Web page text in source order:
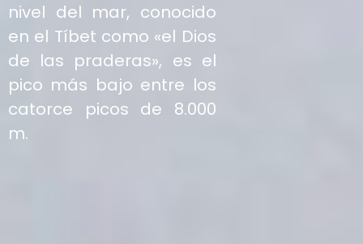
nivel del mar, conocido
en el Tíbet como «el Dios
de las praderas», es el
pico más bajo entre los
catorce picos de 8.000
m.